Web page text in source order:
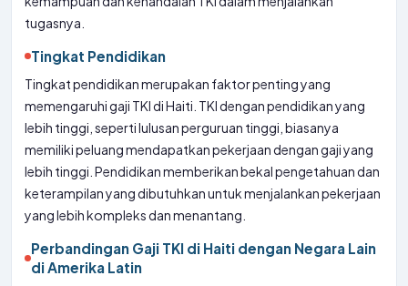
tugasnya.
Tingkat Pendidikan
Tingkat pendidikan merupakan faktor penting yang
memengaruhi gaji TKI di Haiti. TKI dengan pendidikan yang
lebih tinggi, seperti lulusan perguruan tinggi, biasanya
memiliki peluang mendapatkan pekerjaan dengan gaji yang
lebih tinggi. Pendidikan memberikan bekal pengetahuan dan
keterampilan yang dibutuhkan untuk menjalankan pekerjaan
yang lebih kompleks dan menantang.
Perbandingan Gaji TKI di Haiti dengan Negara Lain
di Amerika Latin